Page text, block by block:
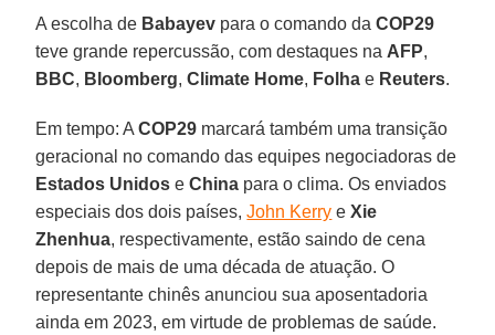
A escolha de Babayev para o comando daCOP29
teve grande repercussão, com destaques na AFP,
BBC, Bloomberg,Climate Home, Folha e Reuters.
Em tempo: ACOP29 marcará também uma transição
geracional no comando das equipes negociadoras de
Estados Unidos eChina para o clima. Os enviados
especiais dos dois países,John Kerry eXie
Zhenhua, respectivamente, estão saindo de cena
depois de mais de uma década de atuação. O
representante chinês anunciou sua aposentadoria
ainda em 2023, em virtude de problemas de saúde.